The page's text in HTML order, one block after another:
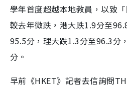
學年首度超越本地教員，以致
較去年微跌，港大跌1.9分至
95.5分，理大跌1.3分至96.3分
分。
早前《HKET》記者去信詢問